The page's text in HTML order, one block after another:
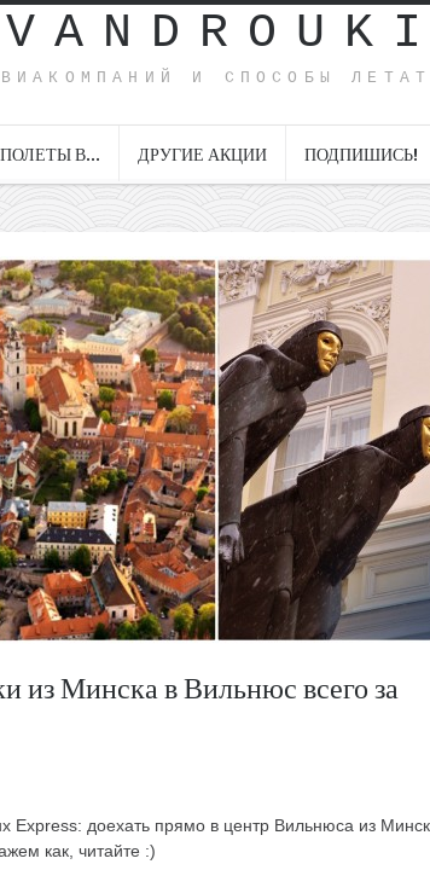
И СПОСОБЫ
ПОЛЕТЫ В… ДРУГИЕ АКЦИИ ПОДПИШИСЬ!
из Минска в Вильнюс всего за
Express: доехать прямо в центр Вильнюса из
как, читайте :)